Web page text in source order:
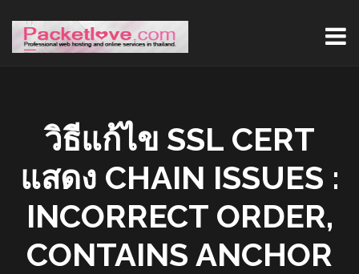
วิธีแก้ไข SSL CERT
แสดง CHAIN ISSUES :
INCORRECT ORDER,
CONTAINS ANCHOR